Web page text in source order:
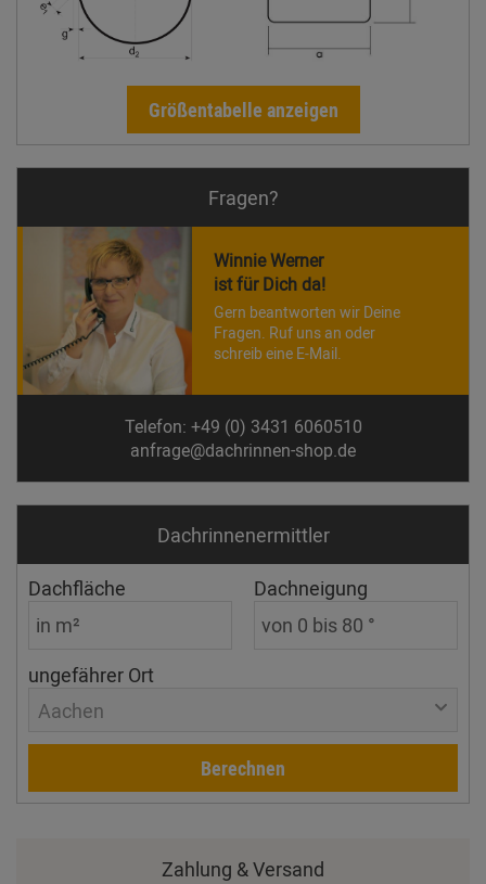
Größentabelle anzeigen
Fragen?
Winnie Werner
ist für Dich da!
Gern beantworten wir Deine
Fragen. Ruf uns an oder
schreib eine E-Mail.
Telefon: +49 (0) 3431 6060510
anfrage@dachrinnen-shop.de
Dachrinnen­ermittler
Dachfläche Dachneigung
ungefährer Ort
Aachen
Berechnen
Zahlung & Versand